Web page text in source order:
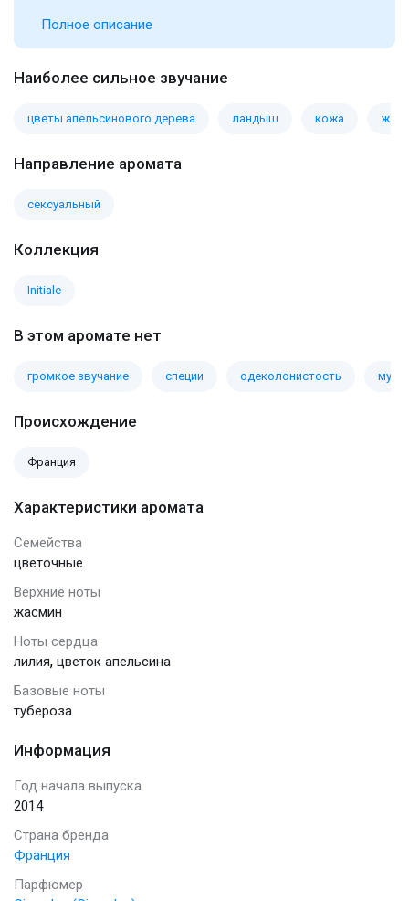
Полное описание
Наиболее сильное звучание
цветы апельсинового дерева ландыш кожа
Направление аромата
сексуальный
Коллекция
Initiale
В этом аромате нет
громкое звучание специи одеколонистость
Происхождение
Франция
Характеристики аромата
Семейства
цветочные
Верхние ноты
жасмин
Ноты сердца
лилия, цветок апельсина
Базовые ноты
тубероза
Информация
Год начала выпуска
2014
Страна бренда
Франция
Парфюмер